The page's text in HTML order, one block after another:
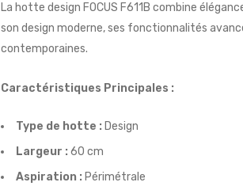
La hotte design FOCUS F611B combine
son design moderne, ses fonctionnalités
contemporaines.
Caractéristiques Principales :
Type de hotte : Design
Largeur : 60 cm
Aspiration : Périmétrale